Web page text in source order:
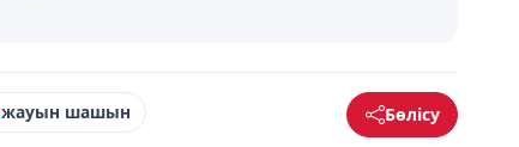
жауын шашын Бөлісу